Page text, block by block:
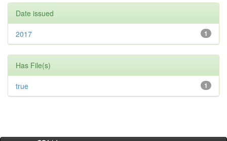
Date issued
1
2017
Has File(s)
1
true